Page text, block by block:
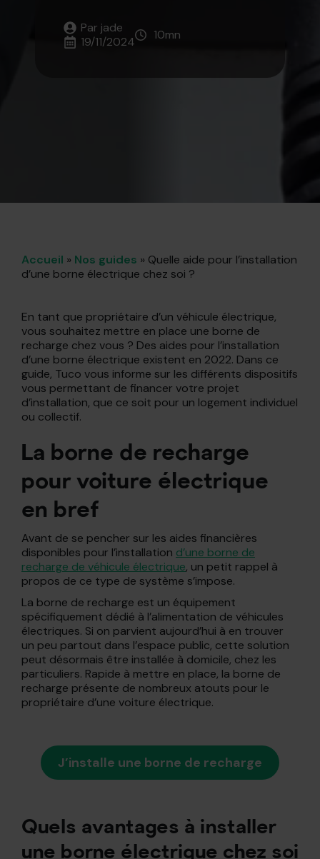
Par jade
19/11/2024
10mn
Accueil » Nos guides » Quelle aide pour l’installation
d’une borne électrique chez soi ?
En tant que propriétaire d’un véhicule électrique,
vous souhaitez mettre en place une borne de
recharge chez vous ? Des aides pour l’installation
d’une borne électrique existent en 2022. Dans ce
guide, Tuco vous informe sur les différents dispositifs
vous permettant de financer votre projet
d’installation, que ce soit pour un logement individuel
ou collectif.
La borne de recharge
pour voiture électrique
en bref
Avant de se pencher sur les aides financières
disponibles pour l’installation d’une borne de
recharge de véhicule électrique, un petit rappel à
propos de ce type de système s’impose.
La borne de recharge est un équipement
spécifiquement dédié à l’alimentation de véhicules
électriques. Si on parvient aujourd’hui à en trouver
un peu partout dans l’espace public, cette solution
peut désormais être installée à domicile, chez les
particuliers. Rapide à mettre en place, la borne de
recharge présente de nombreux atouts pour le
propriétaire d’une voiture électrique.
J’installe une borne de recharge
Quels avantages à installer
une borne électrique chez soi